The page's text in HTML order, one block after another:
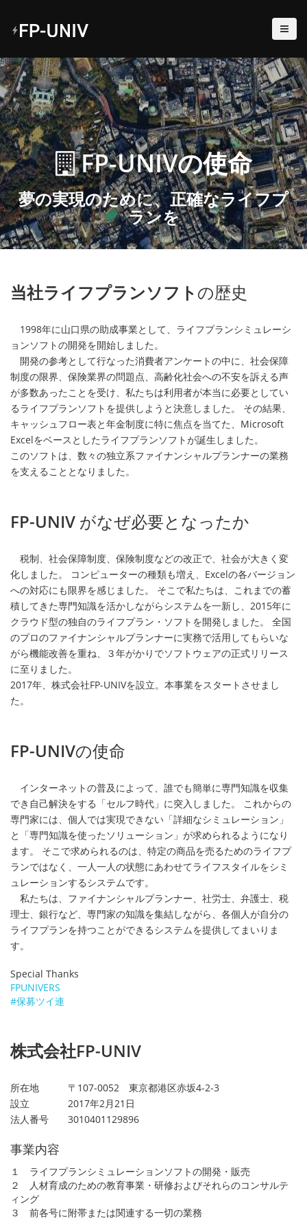
FP-UNIVの使命
夢の実現のために、正確なライフプ
ランを
Keyboard shortcuts Image may be subject to copyright
当社ライフプランソフトの歴史
1998年に山口県の助成事業として、ライフプランシミュレーシ
ョンソフトの開発を開始しました。
開発の参考として行なった消費者アンケートの中に、社会保障
制度の限界、保険業界の問題点、高齢化社会への不安を訴える声
が多数あったことを受け、私たちは利用者が本当に必要としてい
るライフプランソフトを提供しようと決意しました。 その結果、
キャッシュフロー表と年金制度に特に焦点を当てた、Microsoft
Excelをベースとしたライフプランソフトが誕生しました。
このソフトは、数々の独立系ファイナンシャルプランナーの業務
を支えることとなりました。
FP-UNIV がなぜ必要となったか
税制、社会保障制度、保険制度などの改正で、社会が大きく変
化しました。 コンピューターの種類も増え、Excelの各バージョン
への対応にも限界を感じました。 そこで私たちは、これまでの蓄
積してきた専門知識を活かしながらシステムを一新し、2015年に
クラウド型の独自のライフプラン・ソフトを開発しました。 全国
のプロのファイナンシャルプランナーに実務で活用してもらいな
がら機能改善を重ね、３年がかりでソフトウェアの正式リリース
に至りました。
2017年、株式会社FP-UNIVを設立。本事業をスタートさせまし
た。
FP-UNIVの使命
インターネットの普及によって、誰でも簡単に専門知識を収集
でき自己解決をする「セルフ時代」に突入しました。 これからの
専門家には、個人では実現できない「詳細なシミュレーション」
と「専門知識を使ったソリューション」が求められるようになり
ます。 そこで求められるのは、特定の商品を売るためのライフプ
ランではなく、一人一人の状態にあわせてライフスタイルをシミ
ュレーションするシステムです。
私たちは、ファイナンシャルプランナー、社労士、弁護士、税
理士、銀行など、専門家の知識を集結しながら、各個人が自分の
ライフプランを持つことができるシステムを提供してまいりま
す。
Special Thanks
FPUNIVERS
#保募ツイ連
株式会社FP-UNIV
所在地 〒107-0052 東京都港区赤坂4-2-3
設立 2017年2月21日
法人番号 3010401129896
事業内容
１ ライフプランシミュレーションソフトの開発・販売
２ 人材育成のための教育事業・研修およびそれらのコンサルテ
ィング
３ 前各号に附帯または関連する一切の業務